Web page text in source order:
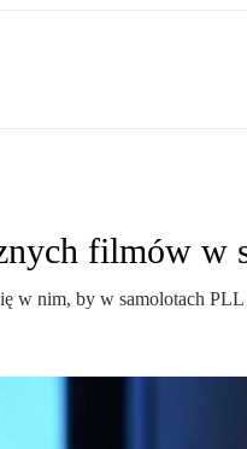
filmów w
w nim, by w samolotach